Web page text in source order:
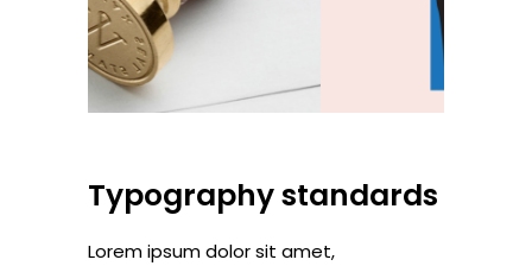
Typography standards
Lorem ipsum dolor sit amet,